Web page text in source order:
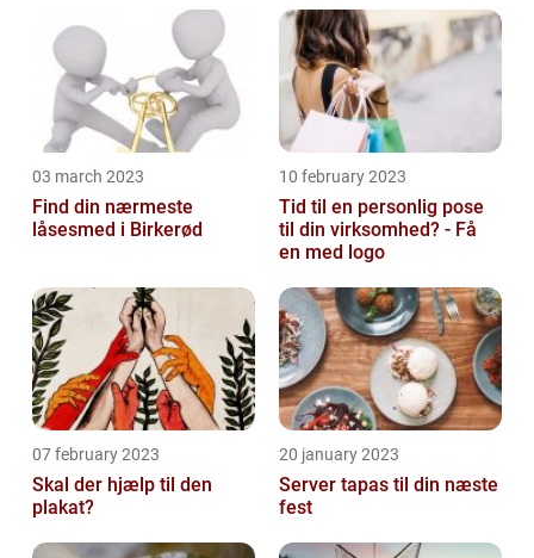
03 march 2023
Find din nærmeste
låsesmed i Birkerød
10 february 2023
Tid til en personlig pose
til din virksomhed? - Få
en med logo
07 february 2023
Skal der hjælp til den
plakat?
20 january 2023
Server tapas til din næste
fest